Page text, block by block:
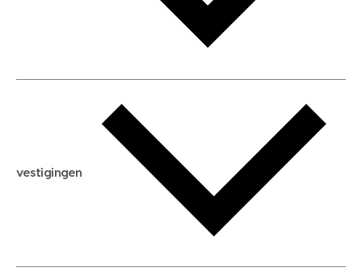
aankoopadvies
verkoopadvies
hypotheekadvies
hypotheek berekenen
maximale hypotheek berekenen
hypotheek bespaarcheck
gratis zoekprofiel aanmaken
open woningwaarde dag
vestigingen